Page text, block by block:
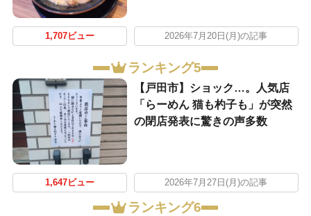
1,707ビュー 2026年7月20日(月)の記事
ランキング5
【戸田市】ショック…。人気店
「らーめん 猫も杓子も」が突然
の閉店発表に驚きの声多数
1,647ビュー 2026年7月27日(月)の記事
ランキング6